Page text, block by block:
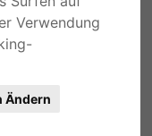
Verwendung
Ändern